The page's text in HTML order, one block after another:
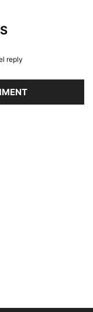
reply